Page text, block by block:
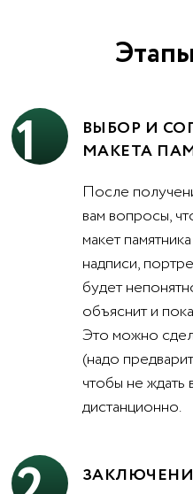
1
ВЫБОР И
МАКЕТА
После
вам вопросы,
макет
надписи,
будет
объяснит и
Это можно
(надо
чтобы не ждать
дистанционно.